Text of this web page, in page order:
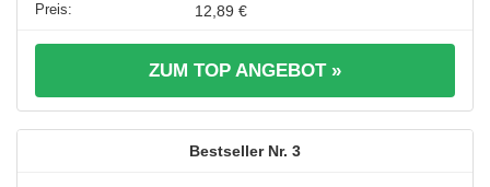
12,89 €
ZUM TOP ANGEBOT »
3